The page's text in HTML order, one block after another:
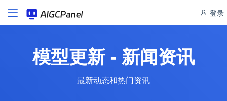
登录
模型更新 - 新闻资讯
最新动态和热门资讯